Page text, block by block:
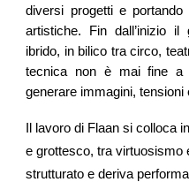
diversi progetti e
artistiche. Fin dall’inizio il
ibrido, in bilico tra circo,
tecnica non è mai fine a
generare immagini,
Il lavoro di Flaan si colloca
e grottesco, tra virtuosismo
strutturato e deriva